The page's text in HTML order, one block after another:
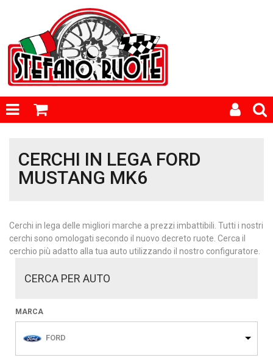
CERCHI IN LEGA FORD
MUSTANG MK6
Cerchi in lega delle migliori marche a prezzi imbattibili. Tutti i nostri
cerchi sono omologati secondo il nuovo decreto ruote. Cerca il
cerchio più adatto alla tua auto utilizzando il nostro configuratore.
CERCA PER AUTO
MARCA
FORD